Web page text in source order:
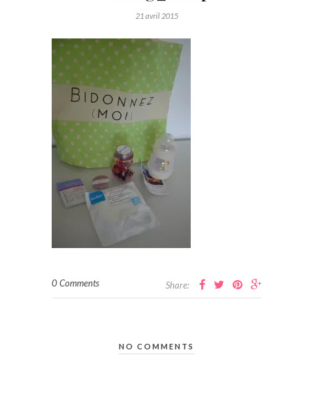
21 avril 2015
0 Comments Share:
NO COMMENTS